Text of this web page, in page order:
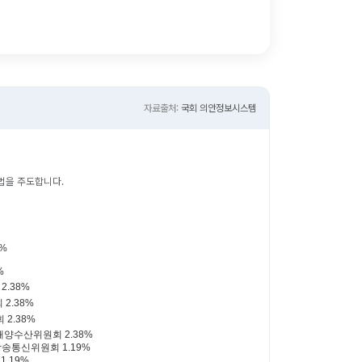
자료출처: 국회 의안정보시스템
을 주도합니다.